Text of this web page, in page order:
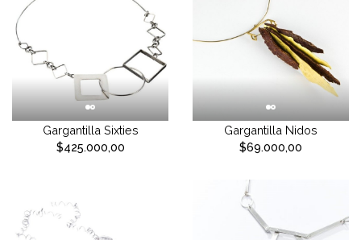
Gargantilla Sixties
$425.000,00
Gargantilla Nidos
$69.000,00